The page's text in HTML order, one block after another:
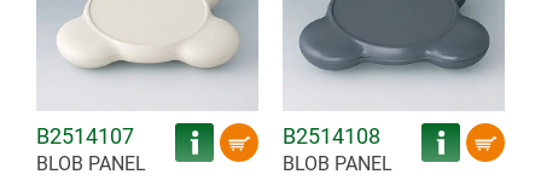
B2514107
BLOB PANEL
B2514108
BLOB PANEL